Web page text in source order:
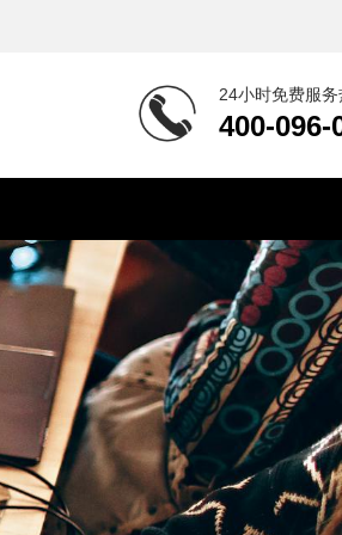
24小时免费服务
400-096-